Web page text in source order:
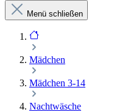
Menü schließen
Mädchen
Mädchen 3-14
Nachtwäsche